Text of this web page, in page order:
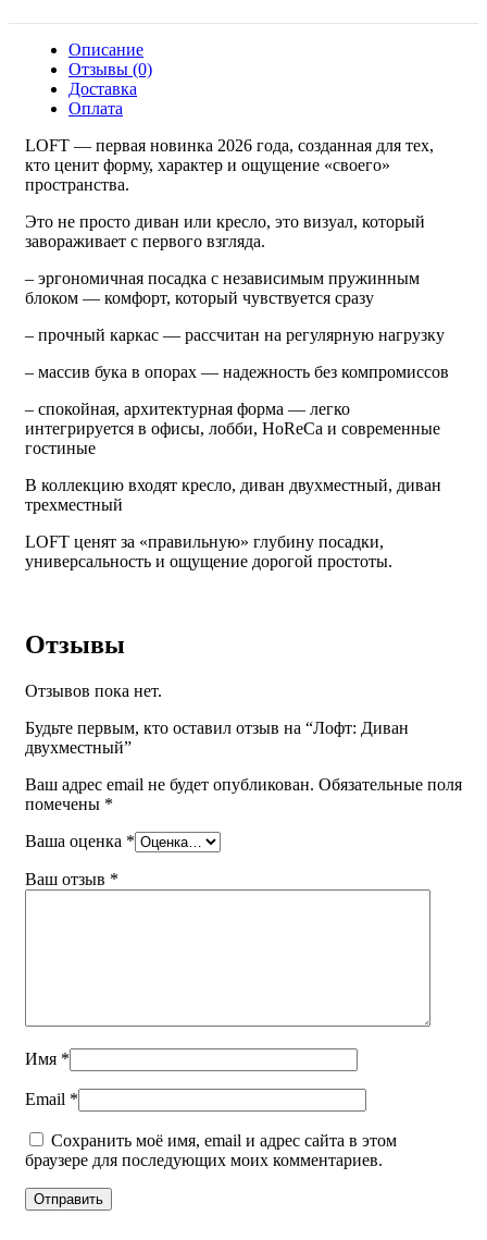
Описание
Отзывы (0)
Доставка
Оплата
LOFT — первая новинка 2026 года, созданная для тех,
кто ценит форму, характер и ощущение «своего»
пространства.
Это не просто диван или кресло, это визуал, который
завораживает с первого взгляда.
– эргономичная посадка с независимым пружинным
блоком — комфорт, который чувствуется сразу
– прочный каркас — рассчитан на регулярную нагрузку
– массив бука в опорах — надежность без компромиссов
– спокойная, архитектурная форма — легко
интегрируется в офисы, лобби, HoReCa и современные
гостиные
В коллекцию входят кресло, диван двухместный, диван
трехместный
LOFT ценят за «правильную» глубину посадки,
универсальность и ощущение дорогой простоты.
Отзывы
Отзывов пока нет.
Будьте первым, кто оставил отзыв на “Лофт: Диван
двухместный”
Ваш адрес email не будет опубликован. Обязательные поля
помечены *
Ваша оценка *
Ваш отзыв *
Имя *
Email *
Сохранить моё имя, email и адрес сайта в этом
браузере для последующих моих комментариев.